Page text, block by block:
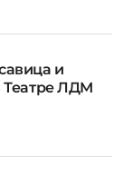
и
Театре ЛДМ